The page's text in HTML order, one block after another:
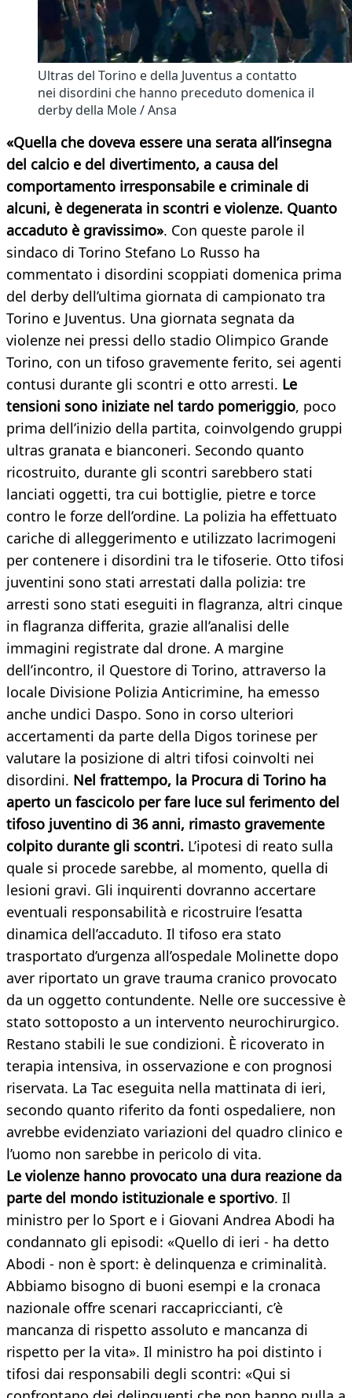
Ultras del Torino e della Juventus a contatto
nei disordini che hanno preceduto domenica il
derby della Mole / Ansa
«Quella che doveva essere una serata all’insegna
del calcio e del divertimento, a causa del
comportamento irresponsabile e criminale di
alcuni, è degenerata in scontri e violenze. Quanto
accaduto è gravissimo». Con queste parole il
sindaco di Torino Stefano Lo Russo ha
commentato i disordini scoppiati domenica prima
del derby dell’ultima giornata di campionato tra
Torino e Juventus. Una giornata segnata da
violenze nei pressi dello stadio Olimpico Grande
Torino, con un tifoso gravemente ferito, sei agenti
contusi durante gli scontri e otto arresti. Le
tensioni sono iniziate nel tardo pomeriggio, poco
prima dell’inizio della partita, coinvolgendo gruppi
ultras granata e bianconeri. Secondo quanto
ricostruito, durante gli scontri sarebbero stati
lanciati oggetti, tra cui bottiglie, pietre e torce
contro le forze dell’ordine. La polizia ha effettuato
cariche di alleggerimento e utilizzato lacrimogeni
per contenere i disordini tra le tifoserie. Otto tifosi
juventini sono stati arrestati dalla polizia: tre
arresti sono stati eseguiti in flagranza, altri cinque
in flagranza differita, grazie all’analisi delle
immagini registrate dal drone. A margine
dell’incontro, il Questore di Torino, attraverso la
locale Divisione Polizia Anticrimine, ha emesso
anche undici Daspo. Sono in corso ulteriori
accertamenti da parte della Digos torinese per
valutare la posizione di altri tifosi coinvolti nei
disordini. Nel frattempo, la Procura di Torino ha
aperto un fascicolo per fare luce sul ferimento del
tifoso juventino di 36 anni, rimasto gravemente
colpito durante gli scontri. L’ipotesi di reato sulla
quale si procede sarebbe, al momento, quella di
lesioni gravi. Gli inquirenti dovranno accertare
eventuali responsabilità e ricostruire l’esatta
dinamica dell’accaduto. Il tifoso era stato
trasportato d’urgenza all’ospedale Molinette dopo
aver riportato un grave trauma cranico provocato
da un oggetto contundente. Nelle ore successive è
stato sottoposto a un intervento neurochirurgico.
Restano stabili le sue condizioni. È ricoverato in
terapia intensiva, in osservazione e con prognosi
riservata. La Tac eseguita nella mattinata di ieri,
secondo quanto riferito da fonti ospedaliere, non
avrebbe evidenziato variazioni del quadro clinico e
l’uomo non sarebbe in pericolo di vita.
Le violenze hanno provocato una dura reazione da
parte del mondo istituzionale e sportivo. Il
ministro per lo Sport e i Giovani Andrea Abodi ha
condannato gli episodi: «Quello di ieri - ha detto
Abodi - non è sport: è delinquenza e criminalità.
Abbiamo bisogno di buoni esempi e la cronaca
nazionale offre scenari raccapriccianti, c’è
mancanza di rispetto assoluto e mancanza di
rispetto per la vita». Il ministro ha poi distinto i
tifosi dai responsabili degli scontri: «Qui si